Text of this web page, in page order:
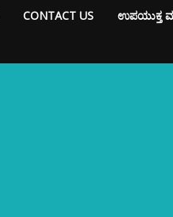
CONTACT US ಉಪಯುಕ್ತ